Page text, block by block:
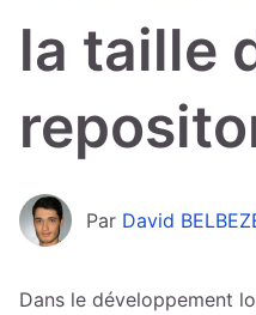
la taille
Par David
Dans le développement